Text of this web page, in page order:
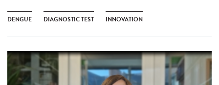
DENGUE DIAGNOSTIC TEST INNOVATION